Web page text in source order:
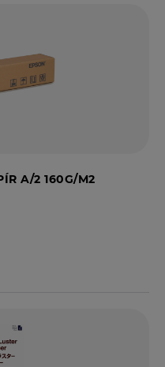
A/2 160G/M2